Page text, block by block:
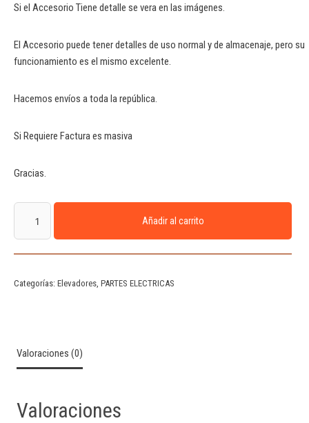
Si el Accesorio Tiene detalle se vera en las imágenes.
El Accesorio puede tener detalles de uso normal y de almacenaje, pero su
funcionamiento es el mismo excelente.
Hacemos envíos a toda la república.
Si Requiere Factura es masiva
Gracias.
Añadir al carrito
Categorías: Elevadores PARTES ELECTRICAS
Valoraciones (0)
Valoraciones